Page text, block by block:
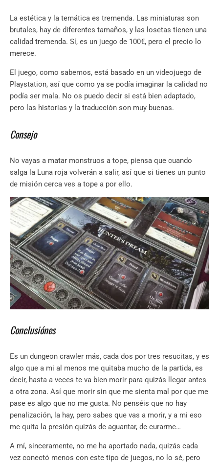
La estética y la temática es tremenda. Las miniaturas son
brutales, hay de diferentes tamaños, y las losetas tienen una
calidad tremenda. Sí, es un juego de 100€, pero el precio lo
merece.
El juego, como sabemos, está basado en un videojuego de
Playstation, así que como ya se podía imaginar la calidad no
podía ser mala. No os puedo decir si está bien adaptado,
pero las historias y la traducción son muy buenas.
Consejo
No vayas a matar monstruos a tope, piensa que cuando
salga la Luna roja volverán a salir, así que si tienes un punto
de misión cerca ves a tope a por ello.
Conclusiónes
Es un dungeon crawler más, cada dos por tres resucitas, y es
algo que a mi al menos me quitaba mucho de la partida, es
decir, hasta a veces te va bien morir para quizás llegar antes
a otra zona. Así que morir sin que me sienta mal por que me
pase es algo que no me gusta. No penséis que no hay
penalización, la hay, pero sabes que vas a morir, y a mi eso
me quita la presión quizás de aguantar, de curarme…
A mí, sinceramente, no me ha aportado nada, quizás cada
vez conectó menos con este tipo de juegos, no lo sé, pero